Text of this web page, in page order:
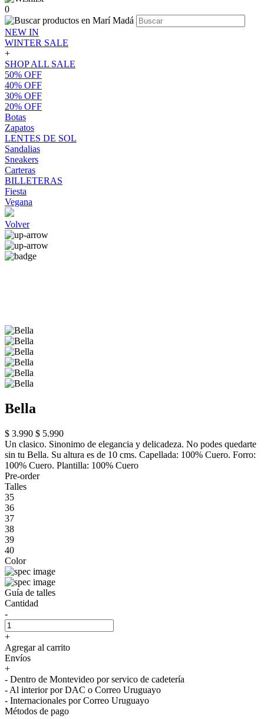
0
NEW IN
WINTER SALE
+
SHOP ALL SALE
50% OFF
40% OFF
30% OFF
20% OFF
Botas
Zapatos
LENTES DE SOL
Sandalias
Sneakers
Carteras
BILLETERAS
Fiesta
Vegana
Volver
Bella
$ 3.990 $ 5.990
Un clasico. Sinonimo de elegancia y delicadeza. No podes quedarte
sin tu Bella. Su altura es de 10 cms. Capellada: 100% Cuero. Forro:
100% Cuero. Plantilla: 100% Cuero
Pre-order
Talles
35
36
37
38
39
40
Color
Guía de talles
Cantidad
-
+
Agregar al carrito
Envíos
+
- Dentro de Montevideo por servico de cadetería
- Al interior por DAC o Correo Uruguayo
- Internacionales por Correo Uruguayo
Métodos de pago